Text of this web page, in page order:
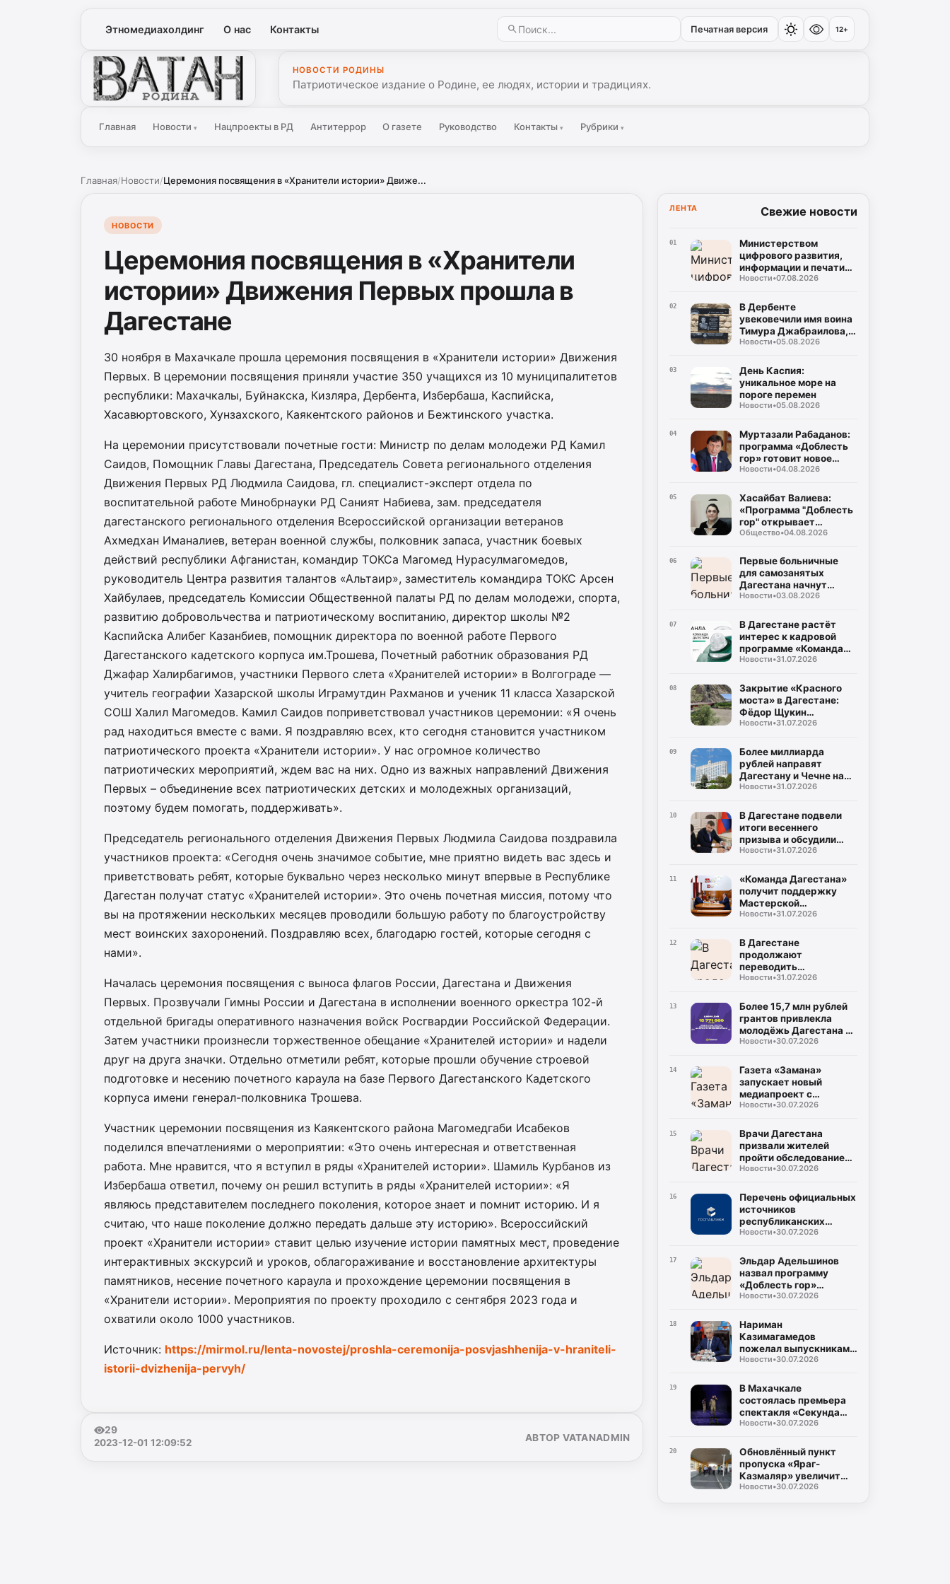
Этномедиахолдинг О нас Контакты Печатная версия 12+
Ватан
НОВОСТИ РОДИНЫ
Патриотическое издание о Родине, ее людях, истории и традициях.
Главная Новости▾ Нацпроекты в РД Антитеррор О газете Руководство Контакты ▾ Рубрики ▾
Главная/Новости/Церемония посвящения в «Хранители истории» Движе...
НОВОСТИ
Церемония посвящения в «Хранители
истории» Движения Первых прошла в
Дагестане
30 ноября в Махачкале прошла церемония посвящения в «Хранители истории» Движения
Первых. В церемонии посвящения приняли участие 350 учащихся из 10 муниципалитетов
республики: Махачкалы, Буйнакска, Кизляра, Дербента, Избербаша, Каспийска,
Хасавюртовского, Хунзахского, Каякентского районов и Бежтинского участка.
На церемонии присутствовали почетные гости: Министр по делам молодежи РД Камил
Саидов, Помощник Главы Дагестана, Председатель Совета регионального отделения
Движения Первых РД Людмила Саидова, гл. специалист-эксперт отдела по
воспитательной работе Минобрнауки РД Саният Набиева, зам. председателя
дагестанского регионального отделения Всероссийской организации ветеранов
Ахмедхан Иманалиев, ветеран военной службы, полковник запаса, участник боевых
действий республики Афганистан, командир ТОКСа Магомед Нурасулмагомедов,
руководитель Центра развития талантов «Альтаир», заместитель командира ТОКС Арсен
Хайбулаев, председатель Комиссии Общественной палаты РД по делам молодежи, спорта,
развитию добровольчества и патриотическому воспитанию, директор школы №2
Каспийска Алибег Казанбиев, помощник директора по военной работе Первого
Дагестанского кадетского корпуса им.Трошева, Почетный работник образования РД
Джафар Халирбагимов, участники Первого слета «Хранителей истории» в Волгограде —
учитель географии Хазарской школы Играмутдин Рахманов и ученик 11 класса Хазарской
СОШ Халил Магомедов. Камил Саидов поприветствовал участников церемонии: «Я очень
рад находиться вместе с вами. Я поздравляю всех, кто сегодня становится участником
патриотического проекта «Хранители истории». У нас огромное количество
патриотических мероприятий, ждем вас на них. Одно из важных направлений Движения
Первых – объединение всех патриотических детских и молодежных организаций,
поэтому будем помогать, поддерживать».
Председатель регионального отделения Движения Первых Людмила Саидова поздравила
участников проекта: «Сегодня очень значимое событие, мне приятно видеть вас здесь и
приветствовать ребят, которые буквально через несколько минут впервые в Республике
Дагестан получат статус «Хранителей истории». Это очень почетная миссия, потому что
вы на протяжении нескольких месяцев проводили большую работу по благоустройству
мест воинских захоронений. Поздравляю всех, благодарю гостей, которые сегодня с
нами».
Началась церемония посвящения с выноса флагов России, Дагестана и Движения
Первых. Прозвучали Гимны России и Дагестана в исполнении военного оркестра 102-й
отдельной бригады оперативного назначения войск Росгвардии Российской Федерации.
Затем участники произнесли торжественное обещание «Хранителей истории» и надели
друг на друга значки. Отдельно отметили ребят, которые прошли обучение строевой
подготовке и несению почетного караула на базе Первого Дагестанского Кадетского
корпуса имени генерал-полковника Трошева.
Участник церемонии посвящения из Каякентского района Магомедгаби Исабеков
поделился впечатлениями о мероприятии: «Это очень интересная и ответственная
работа. Мне нравится, что я вступил в ряды «Хранителей истории». Шамиль Курбанов из
Избербаша ответил, почему он решил вступить в ряды «Хранителей истории»: «Я
являюсь представителем последнего поколения, которое знает и помнит историю. И я
считаю, что наше поколение должно передать дальше эту историю». Всероссийский
проект «Хранители истории» ставит целью изучение истории памятных мест, проведение
интерактивных экскурсий и уроков, облагораживание и восстановление архитектуры
памятников, несение почетного караула и прохождение церемонии посвящения в
«Хранители истории». Мероприятия по проекту проходило с сентября 2023 года и
охватили около 1000 участников.
Источник: https://mirmol.ru/lenta-novostej/proshla-ceremonija-posvjashhenija-v-hraniteli-
istorii-dvizhenija-pervyh/
29
2023-12-01 12:09:52
АВТОР VATANADMIN
ЛЕНТА Свежие новости
01
Министерством
цифрового развития,
информации и печати
Республики Дагестан
созданию корпусов
национальных языков
народов Республики
Дагестан
Новости•07.08.2026
02
В Дербенте
увековечили имя воина
Тимура Джабраилова,
отдавшего жизнь за
Новости•05.08.2026
03
День Каспия:
уникальное море на
пороге перемен
Новости•05.08.2026
04
Муртазали Рабаданов:
программа «Доблесть
гор» готовит новое
поколение
Дагестана
Новости•04.08.2026
05
Хасайбат Валиева:
«Программа "Доблесть
гор" открывает
участникам СВО новые
служения Дагестану»
Общество•04.08.2026
06
Первые больничные
для самозанятых
Дагестана начнут
выплачивать уже в
Новости•03.08.2026
07
В Дагестане растёт
интерес к кадровой
программе «Команда
Дагестана»
Новости•31.07.2026
08
Закрытие «Красного
моста» в Дагестане:
Фёдор Щукин
потребовал ускорить
Новости•31.07.2026
09
Более миллиарда
рублей направят
Дагестану и Чечне на
помощь пострадавшим
Новости•31.07.2026
10
В Дагестане подвели
итоги весеннего
призыва и обсудили
набор на контрактную
Новости•31.07.2026
11
«Команда Дагестана»
получит поддержку
Мастерской
управления «Сенеж»
Новости•31.07.2026
12
В Дагестане
продолжают
переводить
газопроводы под землю
безопасности
Новости•31.07.2026
13
Более 15,7 млн рублей
грантов привлекла
молодёжь Дагестана в
2026 году
Новости•30.07.2026
14
Газета «Замана»
запускает новый
медиапроект с
участием известных
Новости•30.07.2026
15
Врачи Дагестана
призвали жителей
пройти обследование
на гепатит С во время
Новости•30.07.2026
16
Перечень официальных
источников
республиканских
средств массовой
Новости•30.07.2026
17
Эльдар Адельшинов
назвал программу
«Доблесть гор»
важным ресурсом для
Новости•30.07.2026
18
Нариман
Казимагамедов
пожелал выпускникам
программы «Доблесть
государственной
службе
Новости•30.07.2026
19
В Махачкале
состоялась премьера
спектакля «Секунда
сомнений»,
специальной военной
операции
Новости•30.07.2026
20
Обновлённый пункт
пропуска «Яраг-
Казмаляр» увеличит
грузопоток через
Новости•30.07.2026